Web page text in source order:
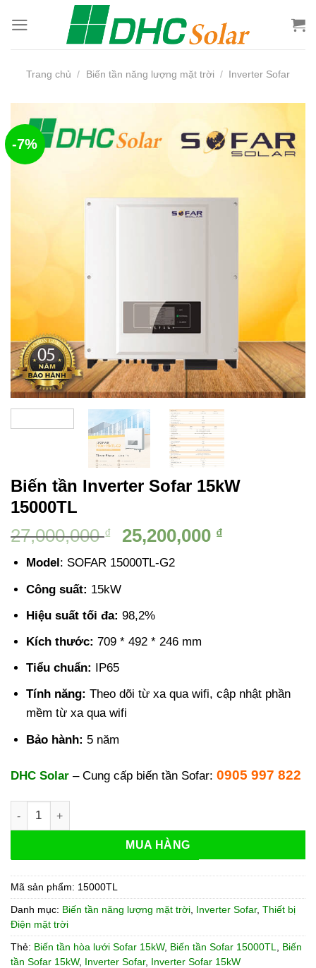
qua
nội
Trang chủ / Biến tần năng lượng mặt trời / Inverter Sofar
-7%
Biến tần Inverter Sofar 15kW
15000TL
27,000,000₫
Giá
là:
27,000,000 ₫.
25,200,000 ₫Giá
Model : SOFAR 15000TL-G2
Công suất: 15kW
Hiệu suất tối đa: 98,2%
Kích thước: 709 * 492 * 246 mm
Tiểu chuẩn: IP65
Tính năng: Theo dõi từ xa qua wifi, cập nhật phần
mềm từ xa qua wifi
Bảo hành: 5 năm
DHC Solar – Cung cấp biến tần Sofar: 0905 997 822
Biến tần Inverter Sofar 15kW 15000TL số lượng
MUA HÀNG
Mã sản phẩm: 15000TL
Danh mục: Biến tần năng lượng mặt trời Inverter Sofar, Thiết bị
Điện mặt trời
Thẻ: Biến tần hòa lưới Sofar 15kW, Biến tần Sofar 15000TL
Biến
tần Sofar 15kW, Inverter Sofar, Inverter Sofar 15kW